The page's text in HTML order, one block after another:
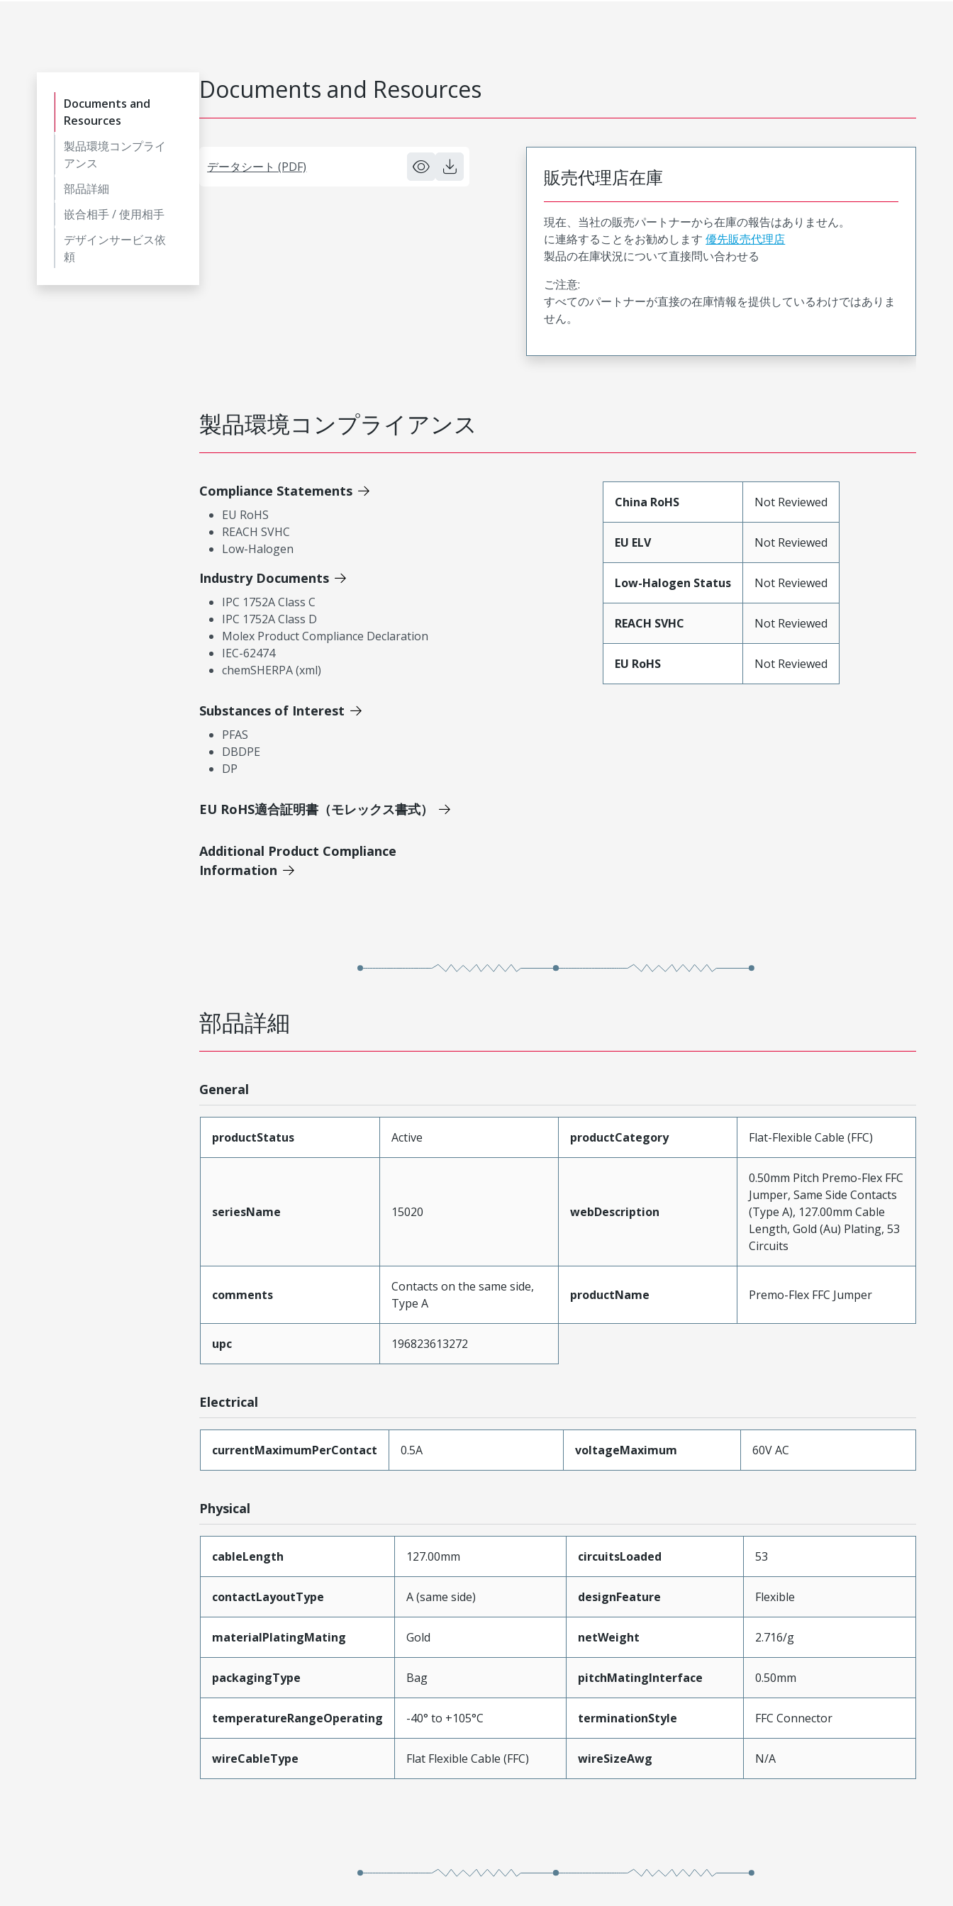
Documents and
Resources
製品環境コンプライ
アンス
部品詳細
嵌合相手 / 使用相手
デザインサービス依
頼
Documents and Resources
データシート (PDF) 販売代理店在庫
現在、当社の販売パートナーから在庫の報告はありません。
に連絡することをお勧めします 優先販売代理店
製品の在庫状況について直接問い合わせる
ご注意:
すべてのパートナーが直接の在庫情報を提供しているわけではありま
せん。
製品環境コンプライアンス
Compliance Statements
EU RoHS
REACH SVHC
Low-Halogen
Industry Documents
IPC 1752A Class C
IPC 1752A Class D
Molex Product Compliance Declaration
IEC-62474
chemSHERPA (xml)
Substances of Interest
PFAS
DBDPE
DP
EU RoHS適合証明書（モレックス書式）
Additional Product Compliance
Information
China RoHS Not Reviewed
EU ELV Not Reviewed
Low-Halogen Status Not Reviewed
REACH SVHC Not Reviewed
EU RoHS Not Reviewed
部品詳細
General
productStatus Active productCategory Flat-Flexible Cable (FFC)
seriesName 15020 webDescription
0.50mm Pitch Premo-Flex FFC
Jumper, Same Side Contacts
(Type A), 127.00mm Cable
Length, Gold (Au) Plating, 53
Circuits
comments
Contacts on the same side,
Type A
productName Premo-Flex FFC Jumper
upc 196823613272
Electrical
currentMaximumPerContact 0.5A voltageMaximum 60V AC
Physical
cableLength 127.00mm circuitsLoaded 53
contactLayoutType A (same side) designFeature Flexible
materialPlatingMating Gold netWeight 2.716/g
packagingType Bag pitchMatingInterface 0.50mm
temperatureRangeOperating -40° to +105°C terminationStyle FFC Connector
wireCableType Flat Flexible Cable (FFC) wireSizeAwg N/A